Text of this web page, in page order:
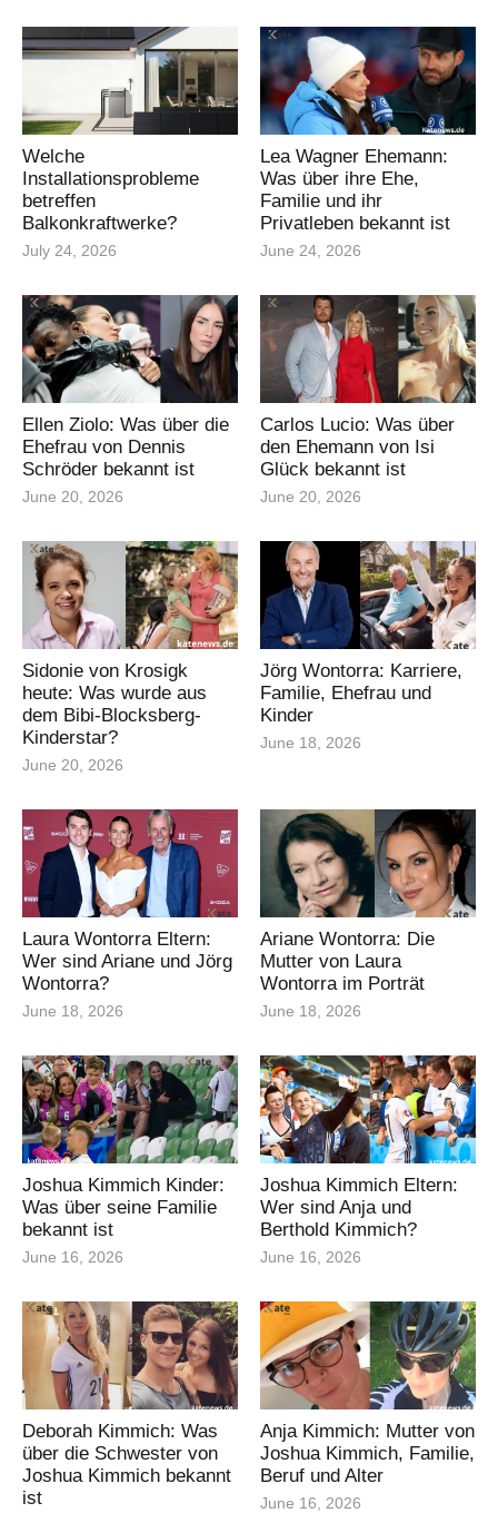
Welche
Installationsprobleme
betreffen
Balkonkraftwerke?
July 24, 2026
Lea Wagner Ehemann:
Was über ihre Ehe,
Familie und ihr
Privatleben bekannt ist
June 24, 2026
Ellen Ziolo: Was über die
Ehefrau von Dennis
Schröder bekannt ist
June 20, 2026
Carlos Lucio: Was über
den Ehemann von Isi
Glück bekannt ist
June 20, 2026
Sidonie von Krosigk
heute: Was wurde aus
dem Bibi-Blocksberg-
Kinderstar?
June 20, 2026
Jörg Wontorra: Karriere,
Familie, Ehefrau und
Kinder
June 18, 2026
Laura Wontorra Eltern:
Wer sind Ariane und Jörg
Wontorra?
June 18, 2026
Ariane Wontorra: Die
Mutter von Laura
Wontorra im Porträt
June 18, 2026
Joshua Kimmich Kinder:
Was über seine Familie
bekannt ist
June 16, 2026
Joshua Kimmich Eltern:
Wer sind Anja und
Berthold Kimmich?
June 16, 2026
Deborah Kimmich: Was
über die Schwester von
Joshua Kimmich bekannt
ist
Anja Kimmich: Mutter von
Joshua Kimmich, Familie,
Beruf und Alter
June 16, 2026